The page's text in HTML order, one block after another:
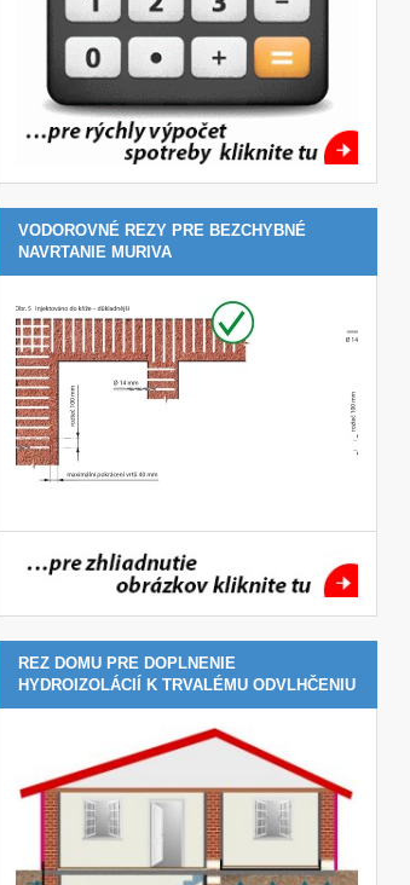
VODOROVNÉ REZY PRE BEZCHYBNÉ
NAVRTANIE MURIVA
REZ DOMU PRE DOPLNENIE
HYDROIZOLÁCIÍ K TRVALÉMU ODVLHČENIU